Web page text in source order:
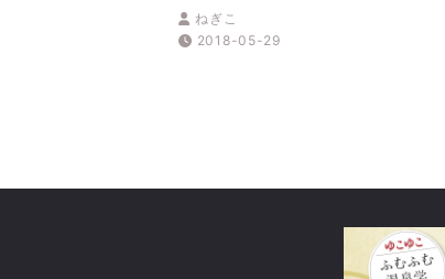
スワンボートレースが面白
い！
ねぎこ
2018-05-29